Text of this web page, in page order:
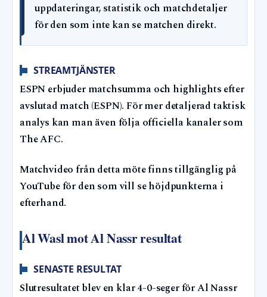
uppdateringar, statistik och matchdetaljer
för den som inte kan se matchen direkt.
STREAMTJÄNSTER
ESPN erbjuder matchsumma och highlights efter
avslutad match (ESPN). För mer detaljerad taktisk
analys kan man även följa officiella kanaler som
The AFC.
Matchvideo från detta möte finns tillgänglig på
YouTube för den som vill se höjdpunkterna i
efterhand.
Al Wasl mot Al Nassr resultat
SENASTE RESULTAT
Slutresultatet blev en klar 4-0-seger för Al Nassr